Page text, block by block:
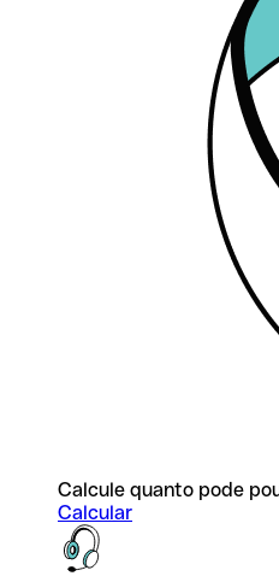
Calcule quanto pode
Calcular